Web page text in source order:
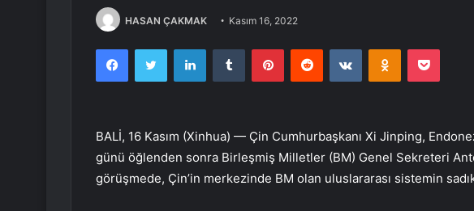
HASAN ÇAKMAK Kasım 16, 2022
FacebookTwitter LinkedInTumblr PinterestReddit VKontakteOdnoklassniki
Pocket
BALİ, 16 Kasım (Xinhua) — Çin Cumhurbaşkanı Xi Jinping,
günü öğlenden sonra Birleşmiş Milletler (BM) Genel Sekreteri
görüşmede, Çin’in merkezinde BM olan uluslararası sistemin